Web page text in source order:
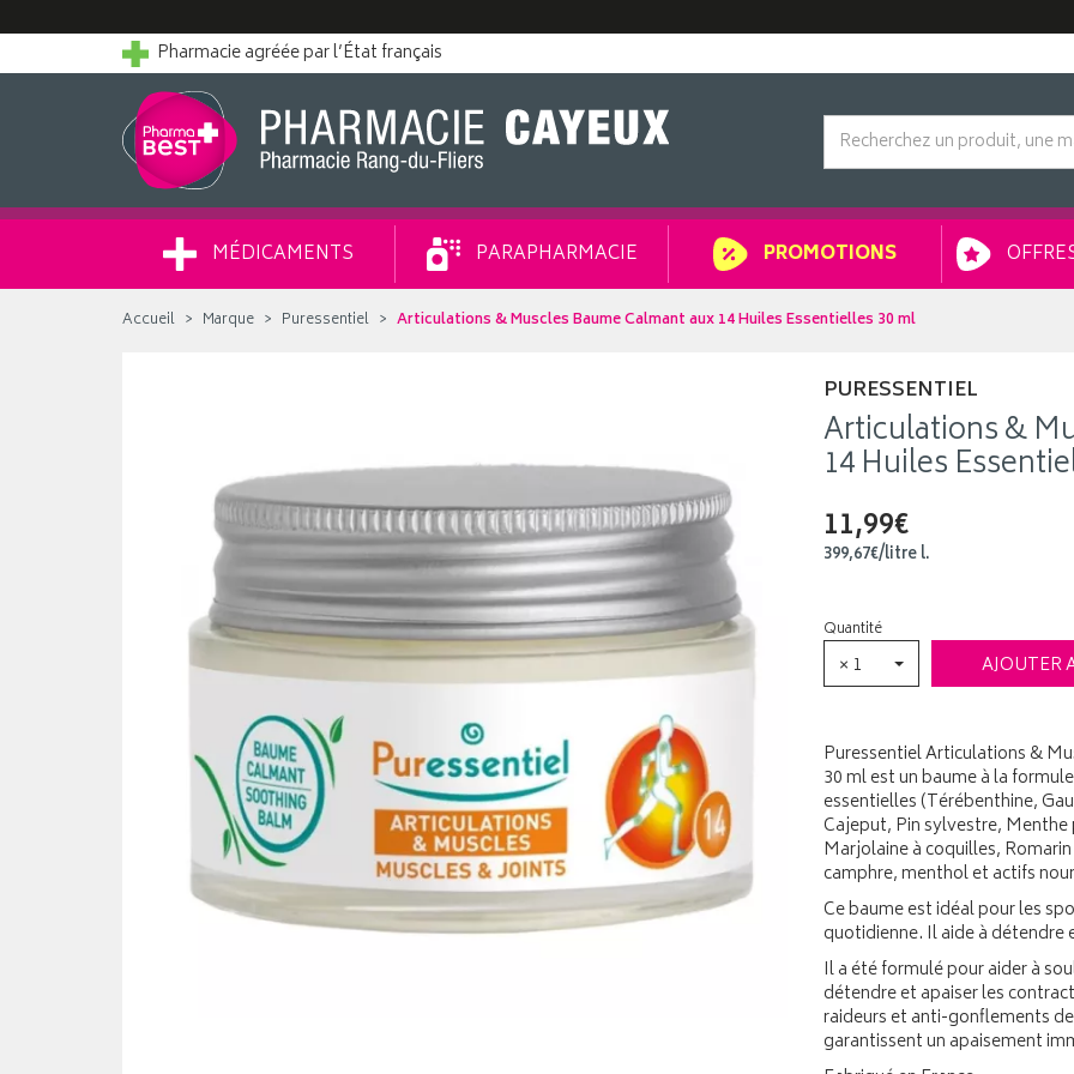
Pharmacie agréée par l’État français
MÉDICAMENTS PARAPHARMACIE PROMOTIONS
Accueil Marque Puressentiel Articulations & Muscles Baume Calmant aux 14 Huiles Essentielles 30 ml
PURESSENTIEL
Articulations &
14 Huiles
11,99€
399,67€/litrel.
Quantité
× 1 AJOUTER
Puressentiel Articulations &
30 ml est un baume à la
essentielles (Térébenthine,
Cajeput, Pin sylvestre,
Marjolaine à coquilles,
camphre, menthol et actifs
Ce baume est idéal pour les
quotidienne. Il aide à détendre
Il a été formulé pour aider à
détendre et apaiser les
raideurs et anti-gonflements
garantissent un apaisement